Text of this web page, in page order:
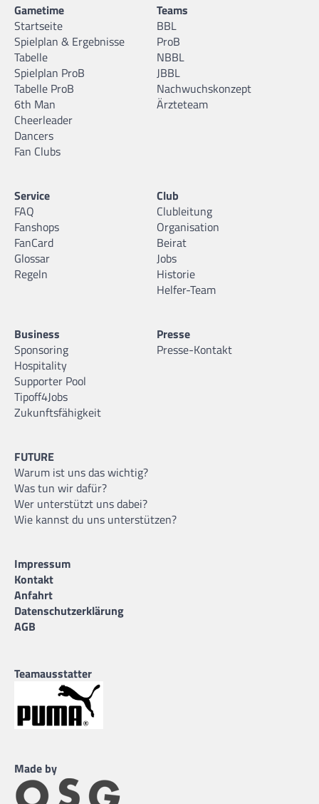
Gametime
Startseite
Spielplan & Ergebnisse
Tabelle
Spielplan ProB
Tabelle ProB
6th Man
Cheerleader
Dancers
Fan Clubs
Teams
BBL
ProB
NBBL
JBBL
Nachwuchskonzept
Ärzteteam
Service
FAQ
Fanshops
FanCard
Glossar
Regeln
Club
Clubleitung
Organisation
Beirat
Jobs
Historie
Helfer-Team
Business
Sponsoring
Hospitality
Supporter Pool
Tipoff4Jobs
Zukunftsfähigkeit
Presse
Presse-Kontakt
FUTURE
Warum ist uns das wichtig?
Was tun wir dafür?
Wer unterstützt uns dabei?
Wie kannst du uns unterstützen?
Impressum
Kontakt
Anfahrt
Datenschutzerklärung
AGB
Teamausstatter
Made by